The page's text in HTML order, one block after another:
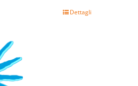
Dettagli